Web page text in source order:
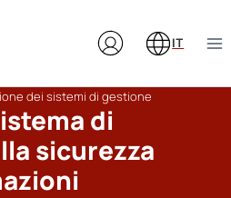
IT
dei sistemi di gestione
di
sicurezza